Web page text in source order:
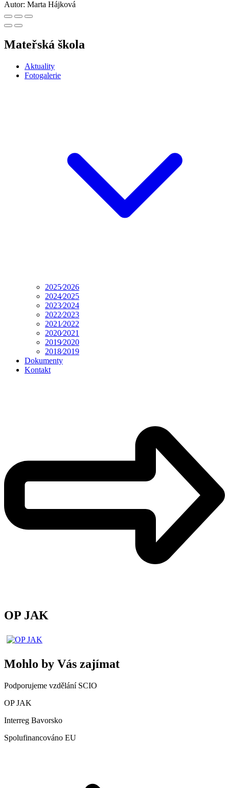
Autor: Marta Hájková
Mateřská škola
Aktuality
Fotogalerie
2025⁄2026
2024⁄2025
2023⁄2024
2022⁄2023
2021⁄2022
2020⁄2021
2019⁄2020
2018⁄2019
Dokumenty
Kontakt
OP JAK
Mohlo by Vás zajímat
Podporujeme vzdělání SCIO
OP JAK
Interreg Bavorsko
Spolufinancováno EU